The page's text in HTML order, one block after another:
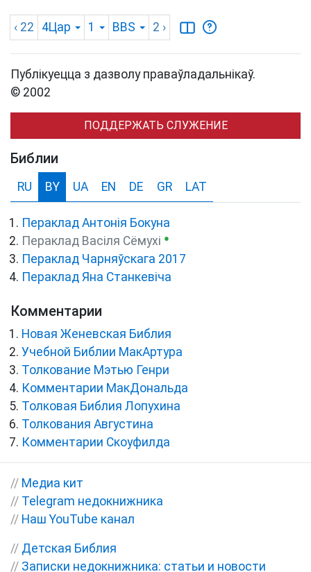
‹ 22 4Цар 1 BBS 2 ›
Публікуецца з дазволу праваўладальнікаў.
© 2002
ПОДДЕРЖАТЬ СЛУЖЕНИЕ
Библии
RU BY UA EN DE GR LAT
Пераклад Антонія Бокуна
Пераклад Васіля Сёмухі ●
Пераклад Чарняўскага 2017
Пераклад Яна Станкевіча
Комментарии
Новая Женевская Библия
Учебной Библии МакАртура
Толкование Мэтью Генри
Комментарии МакДональда
Толковая Библия Лопухина
Толкования Августина
Комментарии Скоуфилда
// Медиа кит
// Telegram недокнижника
// Наш YouTube канал
// Детская Библия
// Записки недокнижника: статьи и новости